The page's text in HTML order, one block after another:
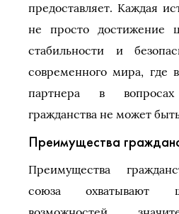
предоставляет. Каждая
не просто достижение
стабильности и
современного мира, где
партнера в
гражданства не может
Преимущества
Преимущества
союза охватывают